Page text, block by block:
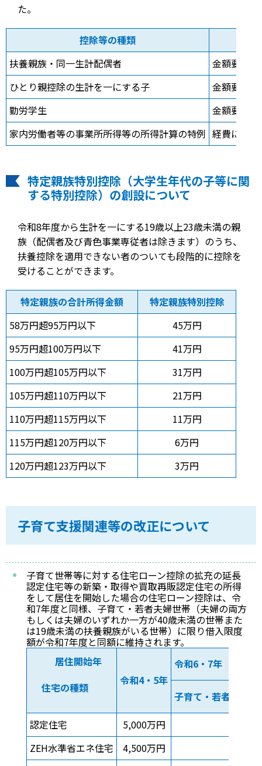
た。
控除等の種類
扶養親族・同一生計配偶者
金額要件
ひとり親控除の生計を一にする子
金額要件
勤労学生
金額要件
家内労働者等の事業所所得等の所得計算の特例 経費にで
特定親族特別控除（大学生年代の子等に関
する特別控除）の創設について
令和8年度から生計を一にする19歳以上23歳未満の親
族（配偶者及び青色事業専従者は除きます）のうち、
扶養控除を適用できない者のついても段階的に控除を
受けることができます。
特定親族の合計所得金額
特定親族特別控除
58万円超95万円以下
45万円
95万円超100万円以下
41万円
100万円超105万円以下
31万円
105万円超110万円以下
21万円
110万円超115万円以下
11万円
115万円超120万円以下
6万円
120万円超123万円以下
3万円
子育て支援関連等の改正について
子育て世帯等に対する住宅ローン控除の拡充の延長
認定住宅等の新築・取得や買取再販認定住宅の所得
をして居住を開始した場合の住宅ローン控除は、令
和7年度と同様、子育て・若者夫婦世帯（夫婦の両方
もしくは夫婦のいずれか一方が40歳未満の世帯また
は19歳未満の扶養親族がいる世帯）に限り借入限度
額が令和7年度と同額に維持されます。
居住開始年
住宅の種類
令和4・5年
令和6・7年
子育て・若者夫婦世
認定住宅
5,000万円
ZEH水準省エネ住宅
4,500万円